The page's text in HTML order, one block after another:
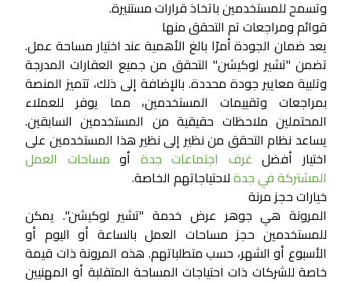
وتسمح للمستخدمين باتخاذ قرارات مستنيرة.
قوائم ومراجعات تم التحقق منها
يعد ضمان الجودة أمرًا بالغ الأهمية عند اختيار مساحة عمل.
تضمن "تشير لوكيشن" التحقق من جميع العقارات المدرجة
وتلبية معايير جودة محددة. بالإضافة إلى ذلك، تتميز المنصة
بمراجعات وتقييمات المستخدمين، مما يوفر للعملاء
المحتملين ملاحظات حقيقية من المستخدمين السابقين.
يساعد نظام التحقق من نظير إلى نظير هذا المستخدمين على
اختيار أفضل غرف اجتماعات جدة أو مساحات العمل
المشتركة في جدةلاحتياجاتهم الخاصة.
خيارات حجز مرنة
المرونة هي جوهر عرض خدمة "تشير لوكيشن". يمكن
للمستخدمين حجز مساحات العمل بالساعة أو اليوم أو
الأسبوع أو الشهر، حسب متطلباتهم. هذه المرونة ذات قيمة
خاصة للشركات ذات احتياجات المساحة المتقلبة أو المهنيين